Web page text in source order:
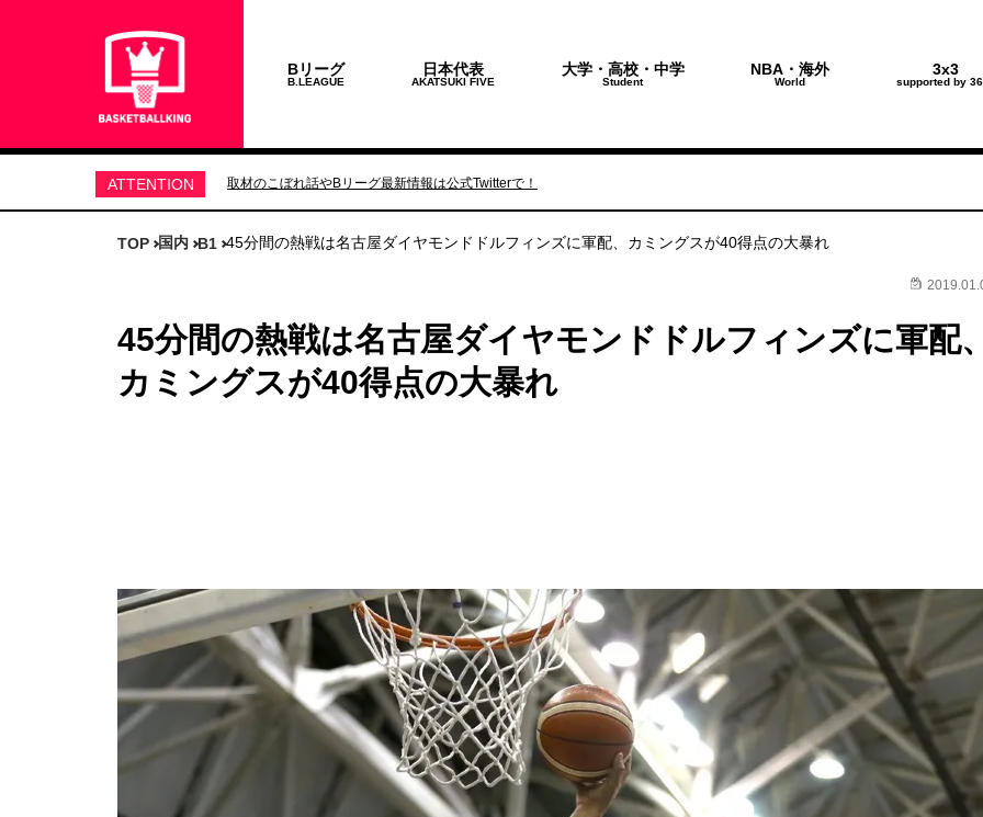
Bリーグ
B.LEAGUE
日本代表
AKATSUKI FIVE
大学・高校・中学
Student
NBA・海外
World
3x3
supported by
ATTENTION 取材のこぼれ話やBリーグ最新情報は公式Twitterで！
TOP 国内 B1 45分間の熱戦は名古屋ダイヤモンドドルフィンズに軍配、カミングスが40得点の大暴れ
45分間の熱戦は名古屋ダイヤモンドドルフィンズに軍配、
カミングスが40得点の大暴れ